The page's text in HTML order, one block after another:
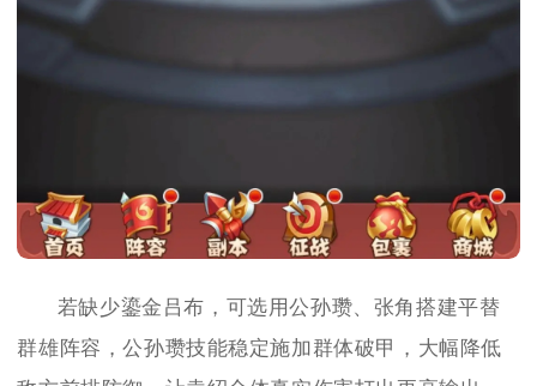
若缺少鎏金吕布，可选用公孙瓒、张角搭建平替
群雄阵容，公孙瓒技能稳定施加群体破甲，大幅降低